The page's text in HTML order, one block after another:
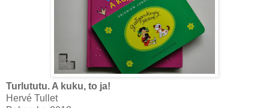
Turlututu. A kuku, to ja!
Hervé Tullet